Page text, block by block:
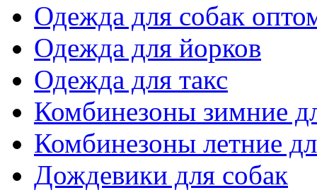
Одежда для собак
Одежда для йорков
Одежда для такс
Комбинезоны зимние
Комбинезоны летние
Дождевики для собак